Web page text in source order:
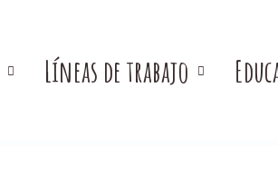
Líneas de trabajo